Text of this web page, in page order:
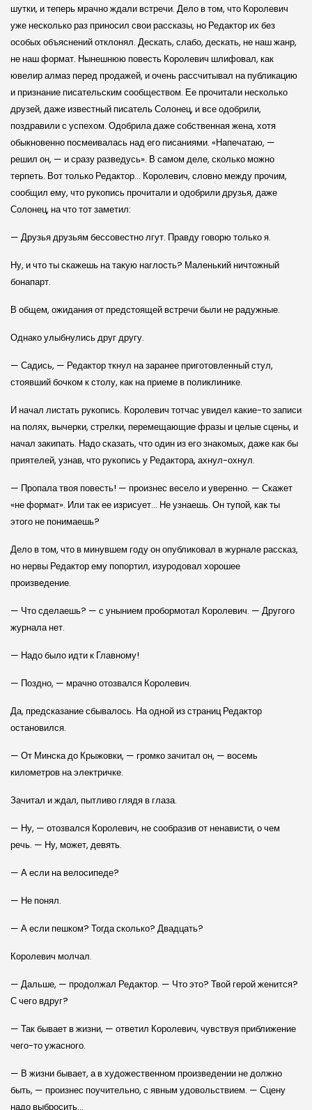
шутки, и теперь мрачно ждали встречи. Дело в том, что Королевич
уже несколько раз приносил свои рассказы, но Редактор их без
особых объяснений отклонял. Дескать, слабо, дескать, не наш жанр,
не наш формат. Нынешнюю повесть Королевич шлифовал, как
ювелир алмаз перед продажей, и очень рассчитывал на публикацию
и признание писательским сообществом. Ее прочитали несколько
друзей, даже известный писатель Солонец, и все одобрили,
поздравили с успехом. Одобрила даже собственная жена, хотя
обыкновенно посмеивалась над его писаниями. «Напечатаю, —
решил он, — и сразу разведусь». В самом деле, сколько можно
терпеть. Вот только Редактор… Королевич, словно между прочим,
сообщил ему, что рукопись прочитали и одобрили друзья, даже
Солонец, на что тот заметил:
— Друзья друзьям бессовестно лгут. Правду говорю только я.
Ну, и что ты скажешь на такую наглость? Маленький ничтожный
бонапарт.
В общем, ожидания от предстоящей встречи были не радужные.
Однако улыбнулись друг другу.
— Садись, — Редактор ткнул на заранее приготовленный стул,
стоявший бочком к столу, как на приеме в поликлинике.
И начал листать рукопись. Королевич тотчас увидел какие-то записи
на полях, вычерки, стрелки, перемещающие фразы и целые сцены, и
начал закипать. Надо сказать, что один из его знакомых, даже как бы
приятелей, узнав, что рукопись у Редактора, ахнул-охнул.
— Пропала твоя повесть! — произнес весело и уверенно. — Скажет
«не формат». Или так ее изрисует… Не узнаешь. Он тупой, как ты
этого не понимаешь?
Дело в том, что в минувшем году он опубликовал в журнале рассказ,
но нервы Редактор ему попортил, изуродовал хорошее
произведение.
— Что сделаешь? — с унынием пробормотал Королевич. — Другого
журнала нет.
— Надо было идти к Главному!
— Поздно, — мрачно отозвался Королевич.
Да, предсказание сбывалось. На одной из страниц Редактор
остановился.
— От Минска до Крыжовки, — громко зачитал он, — восемь
километров на электричке.
Зачитал и ждал, пытливо глядя в глаза.
— Ну, — отозвался Королевич, не сообразив от ненависти, о чем
речь. — Ну, может, девять.
— А если на велосипеде?
— Не понял.
— А если пешком? Тогда сколько? Двадцать?
Королевич молчал.
— Дальше, — продолжал Редактор. — Что это? Твой герой женится?
С чего вдруг?
— Так бывает в жизни, — ответил Королевич, чувствуя приближение
чего-то ужасного.
— В жизни бывает, а в художественном произведении не должно
быть, — произнес поучительно, с явным удовольствием. — Сцену
надо выбросить…